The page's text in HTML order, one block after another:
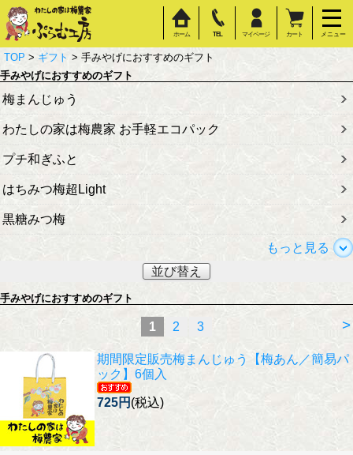
ホーム TEL マイページ カート メニュー
TOP > ギフト > 手みやげにおすすめのギフト
手みやげにおすすめのギフト
梅まんじゅう
わたしの家は梅農家 お手軽エコパック
プチ和ぎふと
はちみつ梅超Light
黒糖みつ梅
もっと見る
並び替え
手みやげにおすすめのギフト
>
1 2 3
期間限定販売梅まんじゅう【梅あん／簡易パ
ック】6個入
725円 (税込)